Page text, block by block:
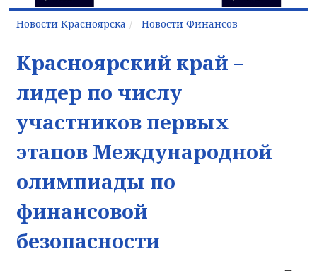
Новости Красноярска Новости Финансов
Красноярский край –
лидер по числу
участников первых
этапов Международной
олимпиады по
финансовой
безопасности